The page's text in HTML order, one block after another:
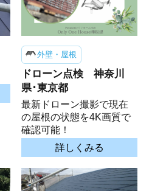
外壁・屋根
ドローン点検 神奈川
県･東京都
最新ドローン撮影で現在
の屋根の状態を4K画質で
確認可能！
詳しくみる